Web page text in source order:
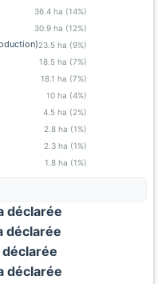
36.4 ha (14%)
30.9 ha (12%)
23.5 ha (9%)
18.5 ha (7%)
18.1 ha (7%)
10 ha (4%)
4.5 ha (2%)
2.8 ha (1%)
2.3 ha (1%)
1.8 ha (1%)
déclarée
déclarée
déclarée